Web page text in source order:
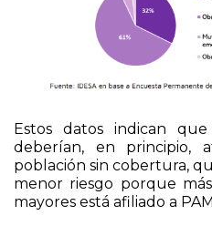
deberían, en principio,
población sin cobertura,
menor riesgo porque
mayores está afiliado a